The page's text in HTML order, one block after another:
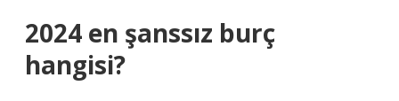
2024 en şanssız burç
hangisi?